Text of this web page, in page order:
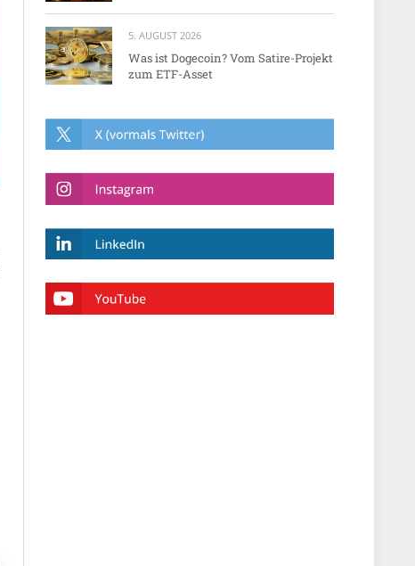
5. AUGUST 2026
Was ist Dogecoin? Vom Satire-Projekt
zum ETF-Asset